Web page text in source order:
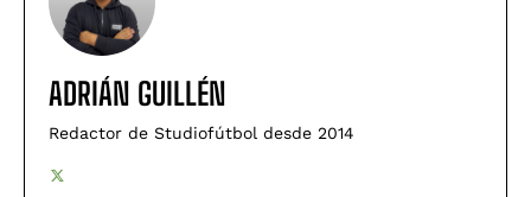
ADRIÁN GUILLÉN
Redactor de Studiofútbol desde 2014